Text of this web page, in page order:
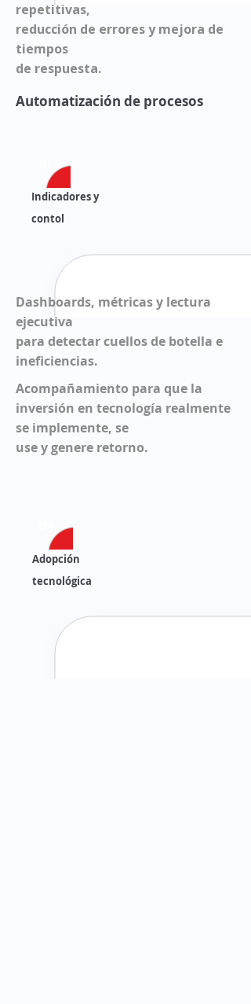
repetitivas,
reducción de errores y mejora de
tiempos
de respuesta.
Automatización de procesos
Indicadores y
contol
Dashboards, métricas y lectura
ejecutiva
para detectar cuellos de botella e
ineficiencias.
Acompañamiento para que la
inversión en tecnología realmente
se implemente, se
use y genere retorno.
Adopción
tecnológica